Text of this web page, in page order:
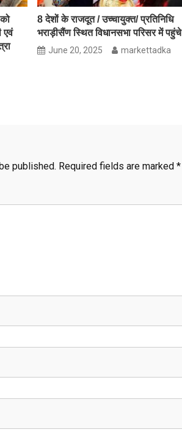
एवं
8 देशों के राजदूत / उच्चायुक्त/ प्रतिनिधि
भराड़ीसैंण स्थित विधानसभा परिसर में पहुंचे
June 20, 2025 markettadka
published. Required fields are marked *